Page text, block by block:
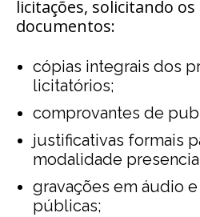
licitações, solicitando
documentos:
cópias integrais dos
licitatórios;
comprovantes de
justificativas formais
modalidade
gravações em áudio
públicas;